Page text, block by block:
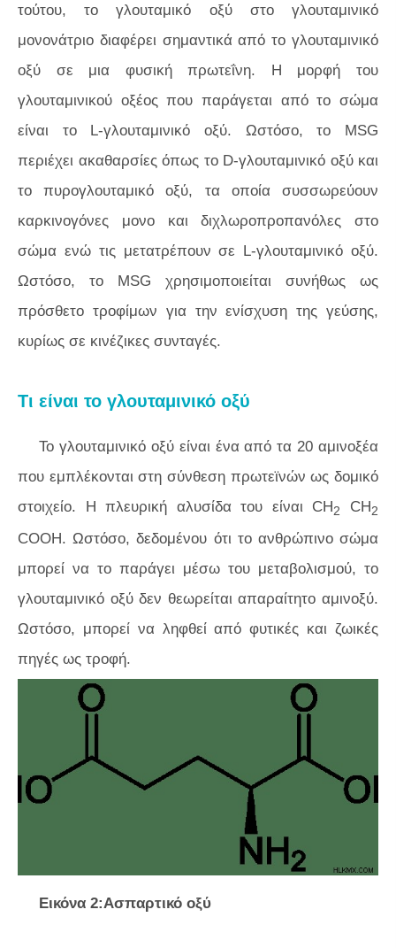
τούτου, το γλουταμικό οξύ στο γλουταμινικό
μονονάτριο διαφέρει σημαντικά από το γλουταμινικό
οξύ σε μια φυσική πρωτεΐνη. Η μορφή του
γλουταμινικού οξέος που παράγεται από το σώμα
είναι το L-γλουταμινικό οξύ. Ωστόσο, το MSG
περιέχει ακαθαρσίες όπως το D-γλουταμινικό οξύ και
το πυρογλουταμικό οξύ, τα οποία συσσωρεύουν
καρκινογόνες μονο και διχλωροπροπανόλες στο
σώμα ενώ τις μετατρέπουν σε L-γλουταμινικό οξύ.
Ωστόσο, το MSG χρησιμοποιείται συνήθως ως
πρόσθετο τροφίμων για την ενίσχυση της γεύσης,
κυρίως σε κινέζικες συνταγές.
Τι είναι το γλουταμινικό οξύ
Το γλουταμινικό οξύ είναι ένα από τα 20 αμινοξέα
που εμπλέκονται στη σύνθεση πρωτεϊνών ως δομικό
στοιχείο. Η πλευρική αλυσίδα του είναι CH2 CH2
COOH. Ωστόσο, δεδομένου ότι το ανθρώπινο σώμα
μπορεί να το παράγει μέσω του μεταβολισμού, το
γλουταμινικό οξύ δεν θεωρείται απαραίτητο αμινοξύ.
Ωστόσο, μπορεί να ληφθεί από φυτικές και ζωικές
πηγές ως τροφή.
Εικόνα 2:Ασπαρτικό οξύ